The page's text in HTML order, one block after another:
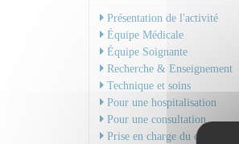
Présentation de l'activité
Équipe Médicale
Équipe Soignante
Recherche & Enseignement
Technique et soins
Pour une hospitalisation
Pour une consultation
Prise en charge du cancer